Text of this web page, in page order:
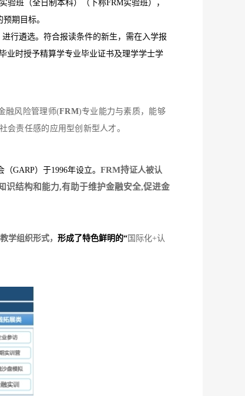
班（全日制本科）（下称FRM实验班），
期目标。
行遴选。符合报读条件的新生，需在入学报
业时授予精算学专业毕业证书及理学学士学
融风险管理师(FRM)专业能力与素质，能够
会责任感的应用型创新型人才。
GARP）于1996年设立。FRM持证人被认
识结构和能力,有助于维护金融安全,促进金
学组织形式，形成了特色鲜明的“ 国 际化+认